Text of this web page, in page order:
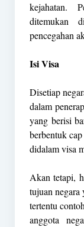
kejahatan.
ditemukan
pencegahan
Isi Visa
Disetiap
dalam
yang berisi
berbentuk
didalam visa
Akan tetapi,
tujuan negara
tertentu
anggota